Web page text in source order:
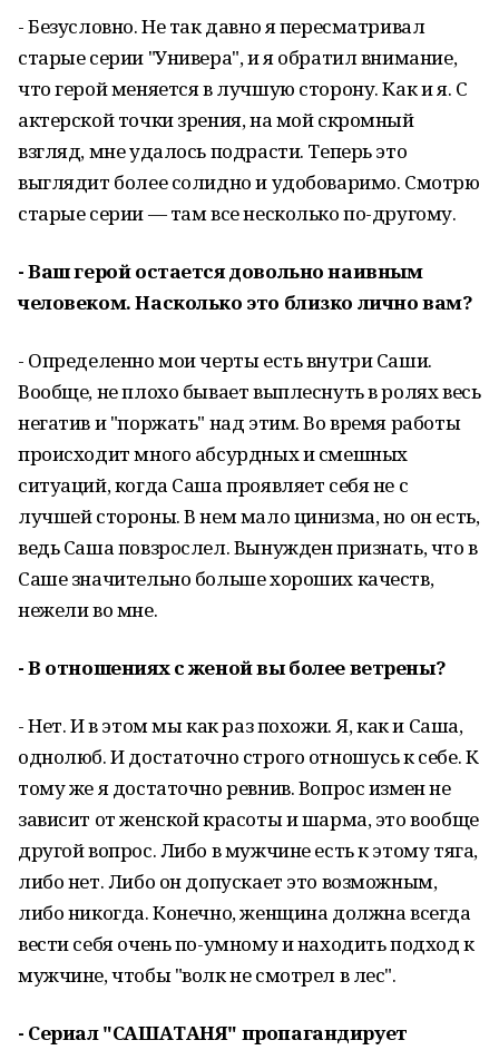
- Безусловно. Не так давно я пересматривал
старые серии "Универа", и я обратил внимание,
что герой меняется в лучшую сторону. Как и я. С
актерской точки зрения, на мой скромный
взгляд, мне удалось подрасти. Теперь это
выглядит более солидно и удобоваримо. Смотрю
старые серии — там все несколько по-другому.
- Ваш герой остается довольно наивным
человеком. Насколько это близко лично вам?
- Определенно мои черты есть внутри Саши.
Вообще, не плохо бывает выплеснуть в ролях весь
негатив и "поржать" над этим. Во время работы
происходит много абсурдных и смешных
ситуаций, когда Саша проявляет себя не с
лучшей стороны. В нем мало цинизма, но он есть,
ведь Саша повзрослел. Вынужден признать, что в
Саше значительно больше хороших качеств,
нежели во мне.
- В отношениях с женой вы более ветрены?
- Нет. И в этом мы как раз похожи. Я, как и Саша,
однолюб. И достаточно строго отношусь к себе. К
тому же я достаточно ревнив. Вопрос измен не
зависит от женской красоты и шарма, это вообще
другой вопрос. Либо в мужчине есть к этому тяга,
либо нет. Либо он допускает это возможным,
либо никогда. Конечно, женщина должна всегда
вести себя очень по-умному и находить подход к
мужчине, чтобы "волк не смотрел в лес".
- Сериал "САШАТАНЯ" пропагандирует